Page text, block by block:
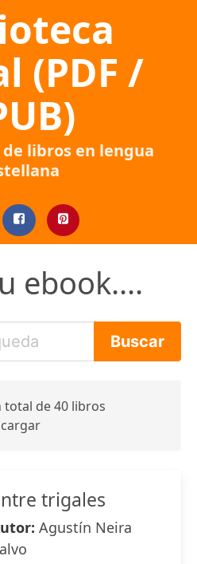
(PDF /
libros en lengua
ebook....
total de 40 libros
trigales
Agustín Neira